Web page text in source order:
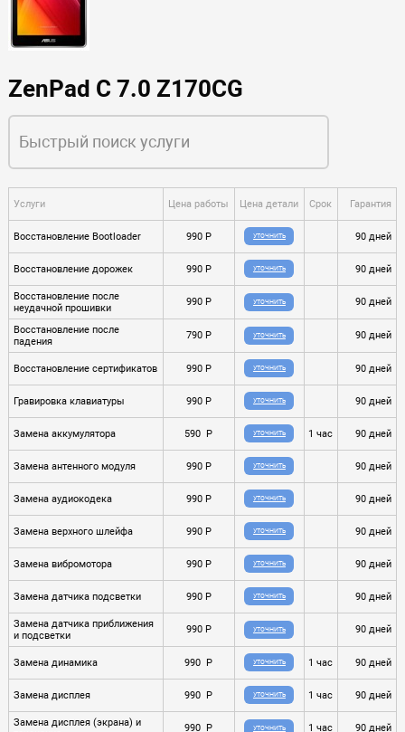
ZenPad C 7.0 Z170CG
Услуги Цена работы Цена детали Срок Гарантия
Восстановление Bootloader 990 P УТОЧНИТЬ 90 дней
Восстановление дорожек 990 P УТОЧНИТЬ 90 дней
Восстановление после
неудачной прошивки
990 P УТОЧНИТЬ 90 дней
Восстановление после
падения
790 P УТОЧНИТЬ 90 дней
Восстановление сертификатов 990 P УТОЧНИТЬ 90 дней
Гравировка клавиатуры 990 P УТОЧНИТЬ 90 дней
Замена аккумулятора 590 P УТОЧНИТЬ 1 час 90 дней
Замена антенного модуля 990 P УТОЧНИТЬ 90 дней
Замена аудиокодека 990 P УТОЧНИТЬ 90 дней
Замена верхного шлейфа 990 P УТОЧНИТЬ 90 дней
Замена вибромотора 990 P УТОЧНИТЬ 90 дней
Замена датчика подсветки 990 P УТОЧНИТЬ 90 дней
Замена датчика приближения
и подсветки
990 P УТОЧНИТЬ 90 дней
Замена динамика 990 P УТОЧНИТЬ 1 час 90 дней
Замена дисплея 990 P УТОЧНИТЬ 1 час 90 дней
Замена дисплея (экрана) и
990 P УТОЧНИТЬ 1 час 90 дней